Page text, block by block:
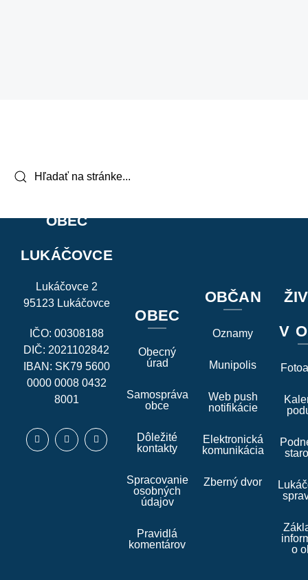
OBEC
LUKÁČOVCE
Lukáčovce 2
95123 Lukáčovce
IČO: 00308188
DIČ: 2021102842
IBAN: SK79 5600
0000 0008 0432
8001
OBEC
Obecný
úrad
Samospráva
obce
Dôležité
kontakty
Spracovanie
osobných
údajov
Pravidlá
komentárov
OBČAN
Oznamy
Munipolis
Web push
notifikácie
Elektronická
komunikácia
Zberný dvor
V
o